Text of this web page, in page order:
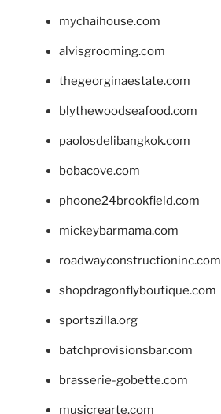
mychaihouse.com
alvisgrooming.com
thegeorginaestate.com
blythewoodseafood.com
paolosdelibangkok.com
bobacove.com
phoone24brookfield.com
mickeybarmama.com
roadwayconstructioninc.com
shopdragonflyboutique.com
sportszilla.org
batchprovisionsbar.com
brasserie-gobette.com
musicrearte.com